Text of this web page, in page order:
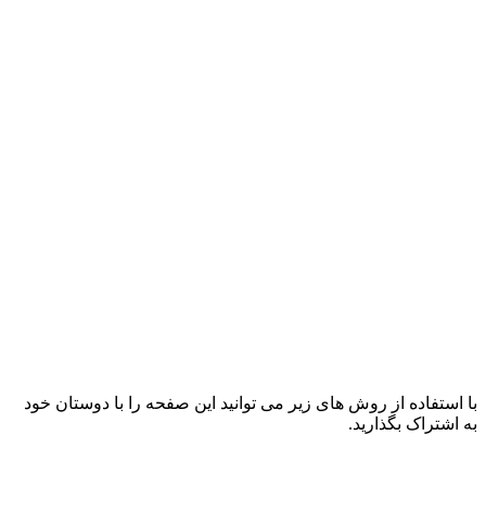
با استفاده از روش های زیر می توانید این صفحه را با دوستان خود
به اشتراک بگذارید.